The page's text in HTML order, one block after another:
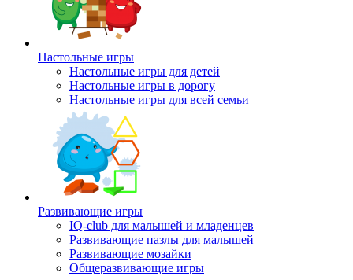
Настольные игры
Настольные игры для детей
Настольные игры в дорогу
Настольные игры для всей семьи
Развивающие игры
IQ-club для малышей и младенцев
Развивающие пазлы для малышей
Развивающие мозайки
Общеразвивающие игры